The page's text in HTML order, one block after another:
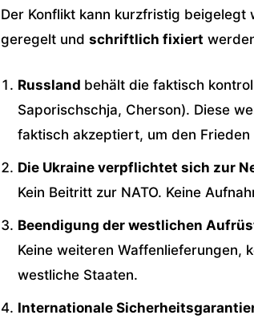
Der Konflikt kann kurzfristig
geregelt und schriftlich fixiert
Russland behält die faktisch
Saporischschja, Cherson). Diese
faktisch akzeptiert, um den Frieden
Die Ukraine verpflichtet sich zur
Kein Beitritt zur NATO. Keine
Beendigung der westlichen
Keine weiteren Waffenlieferungen,
westliche Staaten.
Internationale